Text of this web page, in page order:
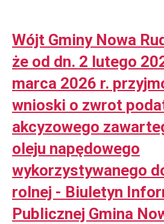
Wójt Gminy Nowa
że od dn. 2 lutego
marca 2026 r.
wnioski o zwrot
akcyzowego
oleju napędowego
wykorzystywanego
rolnej - Biuletyn
Publicznej Gmina